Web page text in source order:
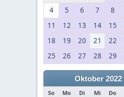
4
5 6 7 8
11
12 13 14 15
18
19 20 21 22
25
26 27 28 29
Oktober 2022
So Mo Di Mi Do